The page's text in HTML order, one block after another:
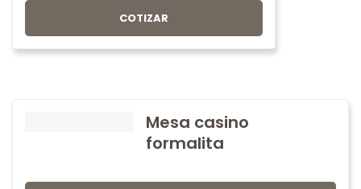
COTIZAR
Mesa casino
formalita